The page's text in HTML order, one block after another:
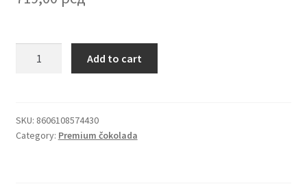
101 Ruža
liofilizovanim
voćem
Add to cart
SKU: 8606108574430
Category: Premium čokolada